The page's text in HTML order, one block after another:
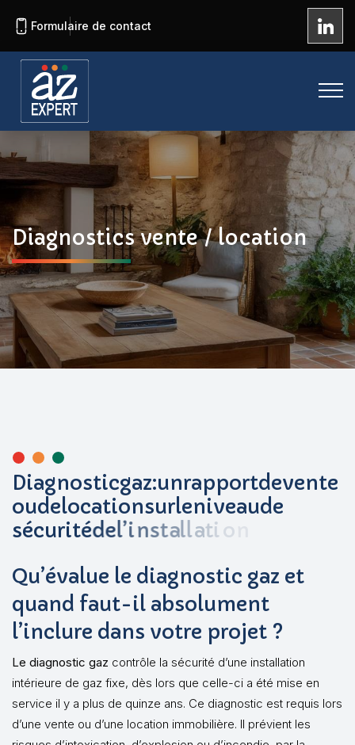
Formulaire de contact
Diagnostics vente / location
Diagnosticgaz:unrapportdevente
oudelocationsurleniveaude
sécuritédel’installation
Qu’évalue le diagnostic gaz et
quand faut-il absolument
l’inclure dans votre projet ?
Le diagnostic gaz contrôle la sécurité d’une installation
intérieure de gaz fixe, dès lors que celle-ci a été mise en
service il y a plus de quinze ans. Ce diagnostic est requis lors
d’une vente ou d’une location immobilière. Il prévient les